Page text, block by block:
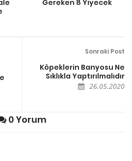
Gereken 8 Yiyecek
Sonraki Post
Köpeklerin Banyosu Ne
Sıklıkla Yaptırılmalıdır
26.05.2020
0 Yorum